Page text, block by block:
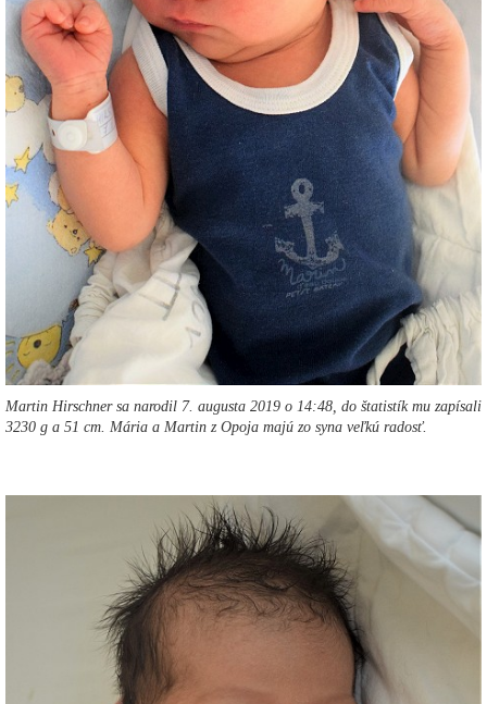
Martin Hirschner sa narodil 7. augusta 2019 o 14:48, do štatistík mu zapísali
3230 g a 51 cm. Mária a Martin z Opoja majú zo syna veľkú radosť.